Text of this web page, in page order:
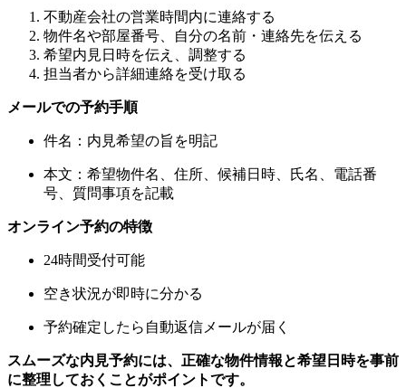
不動産会社の営業時間内に連絡する
物件名や部屋番号、自分の名前・連絡先を伝える
希望内見日時を伝え、調整する
担当者から詳細連絡を受け取る
メールでの予約手順
件名：内見希望の旨を明記
本文：希望物件名、住所、候補日時、氏名、電話番
号、質問事項を記載
オンライン予約の特徴
24時間受付可能
空き状況が即時に分かる
予約確定したら自動返信メールが届く
スムーズな内見予約には、正確な物件情報と希望日時を事前
に整理しておくことがポイントです。